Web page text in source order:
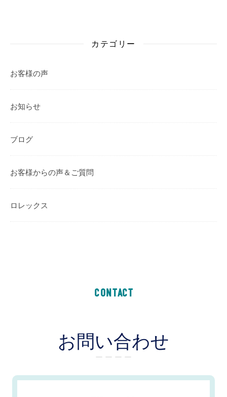
カテゴリー
お客様の声
お知らせ
ブログ
お客様からの声＆ご質問
ロレックス
CONTACT
お問い合わせ
ー ー ー ー